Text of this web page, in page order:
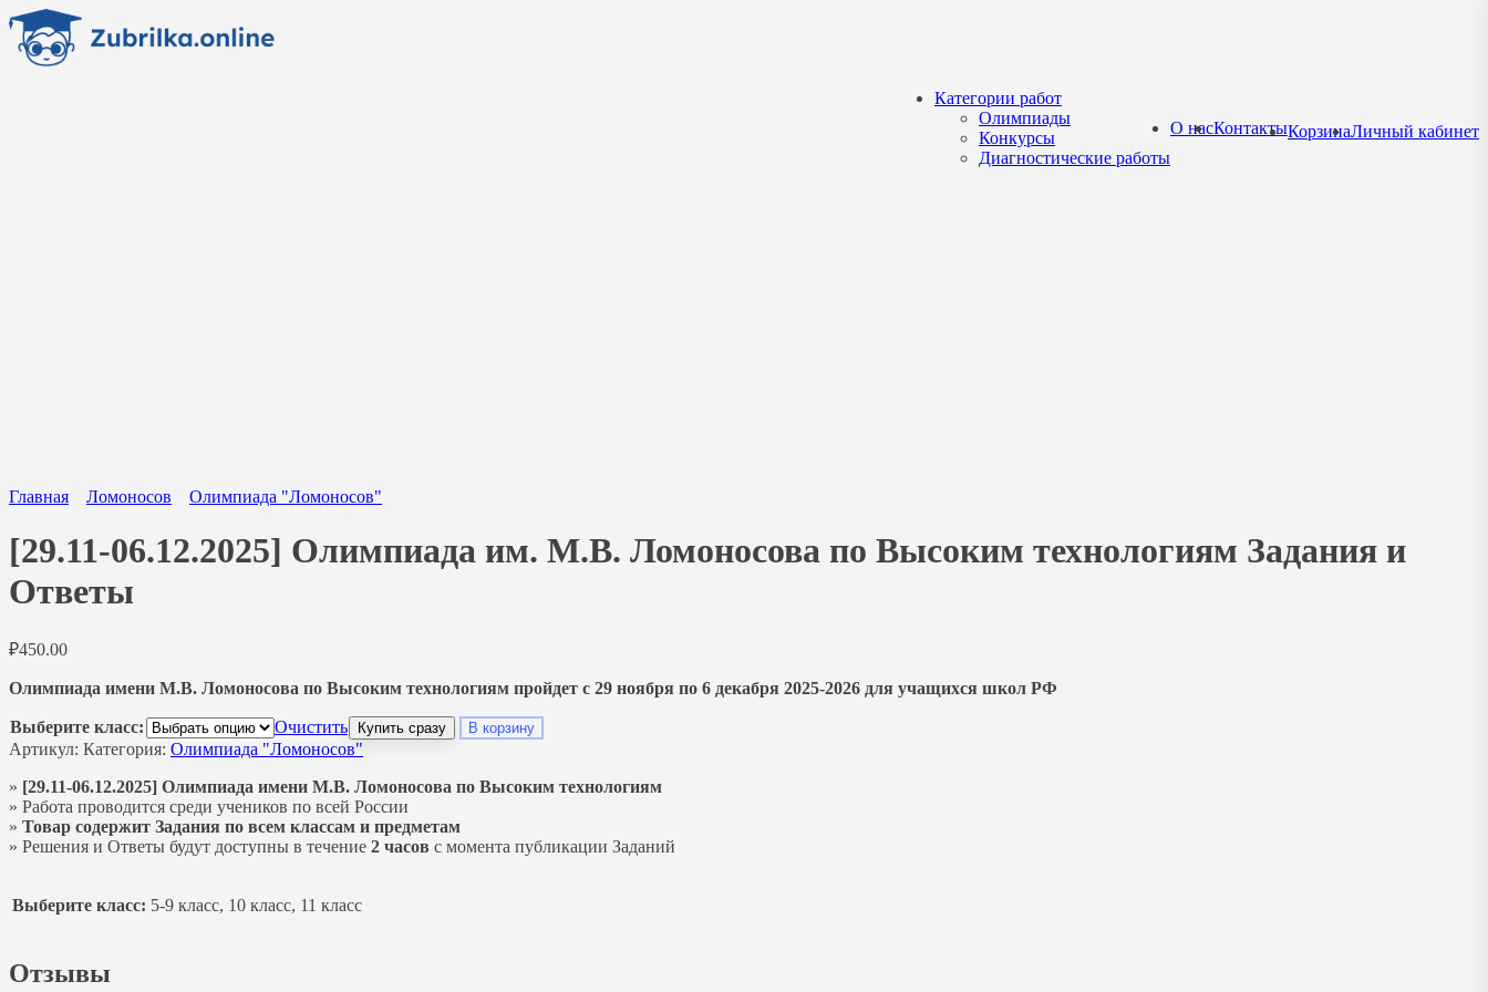
Перейти
содержанию
Категории работ
Олимпиады
Конкурсы
Диагностические работы
О насКонтактыКорзинаЛичный кабинет
Главная Ломоносов Олимпиада "Ломоносов"
[29.11-06.12.2025] Олимпиада им. М.В. Ломоносова по Высоким технологиям Задания и
Ответы
₽450.00
Олимпиада имени М.В. Ломоносова по Высоким технологиям пройдет с 29 ноября по 6 декабря 2025-2026 для учащихся школ РФ
Выберите класс: Очистить Купить сразу В корзину
Артикул: Категория: Олимпиада "Ломоносов"
» [29.11-06.12.2025] Олимпиада имени М.В. Ломоносова по Высоким технологиям
» Работа проводится среди учеников по всей России
» Товар содержит Задания по всем классам и предметам
» Решения и Ответы будут доступны в течение 2 часов с момента публикации Заданий
Выберите класс: 5-9 класс, 10 класс, 11 класс
Отзывы